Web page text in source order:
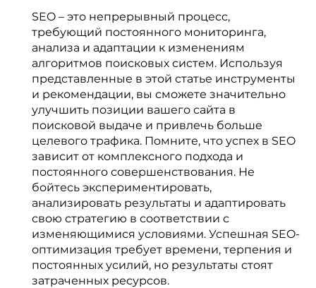
SEO – это непрерывный процесс,
требующий постоянного мониторинга,
анализа и адаптации к изменениям
алгоритмов поисковых систем. Используя
представленные в этой статье инструменты
и рекомендации, вы сможете значительно
улучшить позиции вашего сайта в
поисковой выдаче и привлечь больше
целевого трафика. Помните, что успех в SEO
зависит от комплексного подхода и
постоянного совершенствования. Не
бойтесь экспериментировать,
анализировать результаты и адаптировать
свою стратегию в соответствии с
изменяющимися условиями. Успешная SEO-
оптимизация требует времени, терпения и
постоянных усилий, но результаты стоят
затраченных ресурсов.